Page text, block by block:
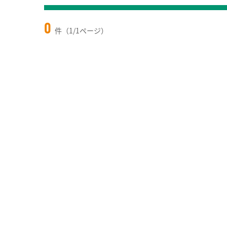
0 件（1/1ページ）